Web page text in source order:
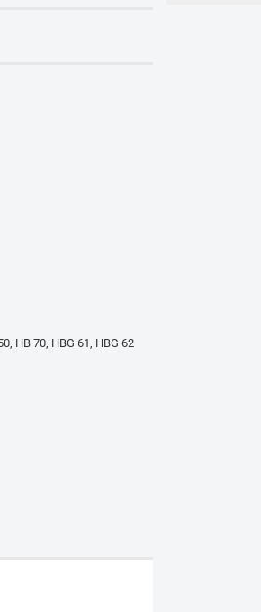
HB 70, HBG 61, HBG 62